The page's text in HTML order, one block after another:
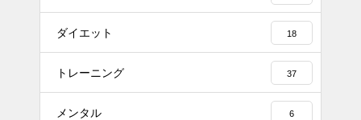
ダイエット 18
トレーニング 37
メンタル 6